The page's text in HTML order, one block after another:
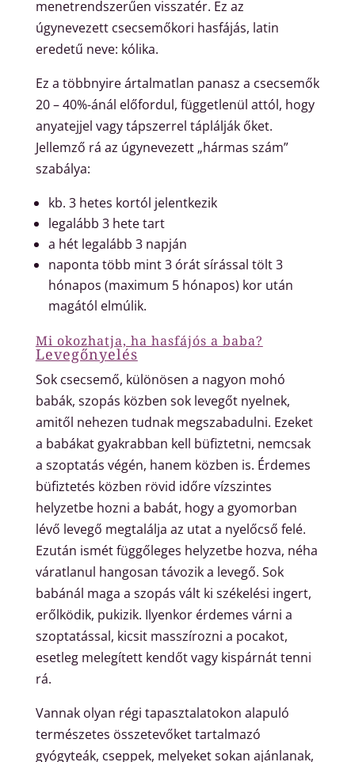
menetrendszerűen visszatér. Ez az
úgynevezett csecsemőkori hasfájás, latin
eredetű neve: kólika.
Ez a többnyire ártalmatlan panasz a csecsemők
20 – 40%-ánál előfordul, függetlenül attól, hogy
anyatejjel vagy tápszerrel táplálják őket.
Jellemző rá az úgynevezett „hármas szám”
szabálya:
kb. 3 hetes kortól jelentkezik
legalább 3 hete tart
a hét legalább 3 napján
naponta több mint 3 órát sírással tölt 3
hónapos (maximum 5 hónapos) kor után
magától elmúlik.
Mi okozhatja, ha hasfájós a baba?
Levegőnyelés
Sok csecsemő, különösen a nagyon mohó
babák, szopás közben sok levegőt nyelnek,
amitől nehezen tudnak megszabadulni. Ezeket
a babákat gyakrabban kell büfiztetni, nemcsak
a szoptatás végén, hanem közben is. Érdemes
büfiztetés közben rövid időre vízszintes
helyzetbe hozni a babát, hogy a gyomorban
lévő levegő megtalálja az utat a nyelőcső felé.
Ezután ismét függőleges helyzetbe hozva, néha
váratlanul hangosan távozik a levegő. Sok
babánál maga a szopás vált ki székelési ingert,
erőlködik, pukizik. Ilyenkor érdemes várni a
szoptatással, kicsit masszírozni a pocakot,
esetleg melegített kendőt vagy kispárnát tenni
rá.
Vannak olyan régi tapasztalatokon alapuló
természetes összetevőket tartalmazó
gyógyteák, cseppek, melyeket sokan ajánlanak,